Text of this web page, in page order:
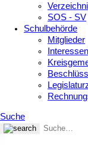
SOS - SV
Schulbehörde
Mitglieder
Suche